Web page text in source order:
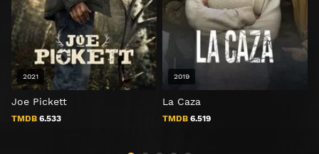
Joe Pickett
TMDB 6.533
2021
La Caza
TMDB 6.519
2019